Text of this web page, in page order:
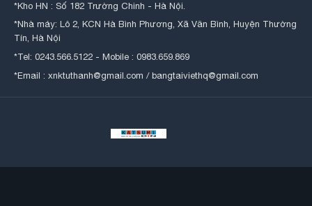
*Kho HN : Số 182 Trường Chinh - Hà Nội.
*Nhà máy: Lô 2, KCN Hà Bình Phương, Xã Văn Bình, Huyện Thường
Tín, Hà Nội
*Tel: 0243.566.5122 - Mobile : 0983.659.869
*Email : xnktuthanh@gmail.com / bangtaiviethq@gmail.com